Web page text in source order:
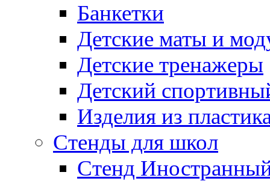
Банкетки
Детские маты и
Детские тренажеры
Детский
Изделия из
Стенды для школ
Стенд